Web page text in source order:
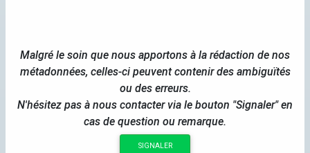
Malgré le soin que nous apportons à la rédaction de nos
métadonnées, celles-ci peuvent contenir des ambiguïtés
ou des erreurs.
N'hésitez pas à nous contacter via le bouton "Signaler" en
cas de question ou remarque.
SIGNALER